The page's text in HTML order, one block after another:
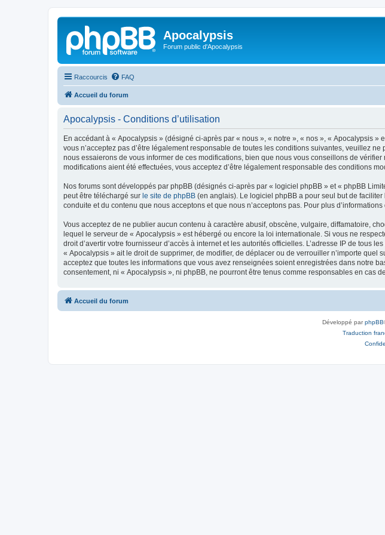
Apocalypsis
Forum public d'Apocalypsis
Raccourcis FAQ
Accueil du forum
Apocalypsis - Conditions d’utilisation
En accédant à « Apocalypsis » (désigné ci-après par « nous », « notre », « nos », « Apocalypsis
vous n’acceptez pas d’être légalement responsable de toutes les conditions suivantes, veuillez
nous essaierons de vous informer de ces modifications, bien que nous vous conseillons de
modifications aient été effectuées, vous acceptez d’être légalement responsable des conditions
Nos forums sont développés par phpBB (désignés ci-après par « logiciel phpBB » et « phpBB
peut être téléchargé sur le site de phpBB (en anglais). Le logiciel phpBB a pour seul but de
conduite et du contenu que nous acceptons et que nous n’acceptons pas. Pour plus
Vous acceptez de ne publier aucun contenu à caractère abusif, obscène, vulgaire, diffamatoire,
lequel le serveur de « Apocalypsis » est hébergé ou encore la loi internationale. Si vous ne
droit d’avertir votre fournisseur d’accès à internet et les autorités officielles. L’adresse IP de tous
« Apocalypsis » ait le droit de supprimer, de modifier, de déplacer ou de verrouiller n’importe quel
acceptez que toutes les informations que vous avez renseignées soient enregistrées dans notre
consentement, ni « Apocalypsis », ni phpBB, ne pourront être tenus comme responsables en cas
Accueil du forum
Développé parphpBB
Traduction